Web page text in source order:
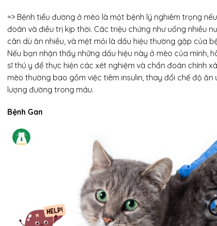
=> Bệnh tiểu đường ở mèo là một bệnh lý nghiêm trọng
đoán và điều trị kịp thời. Các triệu chứng như uống nhiều
cân dù ăn nhiều, và mệt mỏi là dấu hiệu thường gặp của
Nếu bạn nhận thấy những dấu hiệu này ở mèo của mình,
sĩ thú y để thực hiện các xét nghiệm và chẩn đoán chính
mèo thường bao gồm việc tiêm insulin, thay đổi chế độ ăn
lượng đường trong máu.
Bệnh Gan